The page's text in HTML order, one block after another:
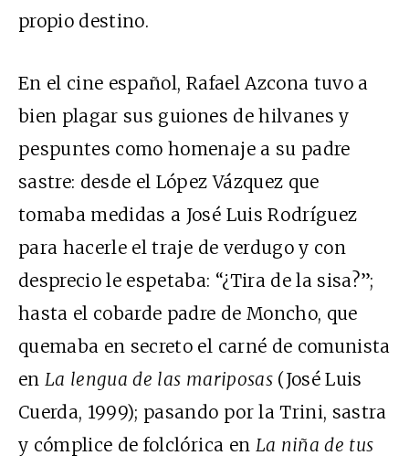
propio destino.
En el cine español, Rafael Azcona tuvo a
bien plagar sus guiones de hilvanes y
pespuntes como homenaje a su padre
sastre: desde el López Vázquez que
tomaba medidas a José Luis Rodríguez
para hacerle el traje de verdugo y con
desprecio le espetaba: “¿Tira de la sisa?”;
hasta el cobarde padre de Moncho, que
quemaba en secreto el carné de comunista
enLa lengua de las mariposas(José Luis
Cuerda, 1999); pasando por la Trini, sastra
y cómplice de folclórica en La niña de tus